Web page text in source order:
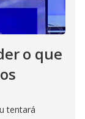
o que
tentará